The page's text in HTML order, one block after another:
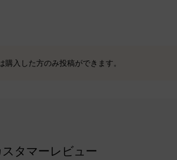
購入した方のみ投稿ができます。
スタマーレビュー